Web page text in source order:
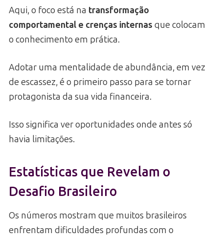
Aqui, o foco está na transformação
comportamental e crenças internas que colocam
o conhecimento em prática.
Adotar uma mentalidade de abundância, em vez
de escassez, é o primeiro passo para se tornar
protagonista da sua vida financeira.
Isso significa ver oportunidades onde antes só
havia limitações.
Estatísticas que Revelam o
Desafio Brasileiro
Os números mostram que muitos brasileiros
enfrentam dificuldades profundas com o